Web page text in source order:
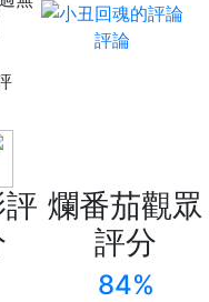
評論
爛番茄觀眾
評分
84%